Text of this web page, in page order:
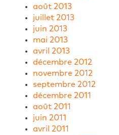
août 2013
juillet 2013
juin 2013
mai 2013
avril 2013
décembre 2012
novembre 2012
septembre 2012
décembre 2011
août 2011
juin 2011
avril 2011